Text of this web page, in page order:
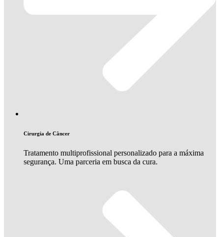
Cirurgia de Câncer
Tratamento multiprofissional personalizado para a máxima
segurança. Uma parceria em busca da cura.